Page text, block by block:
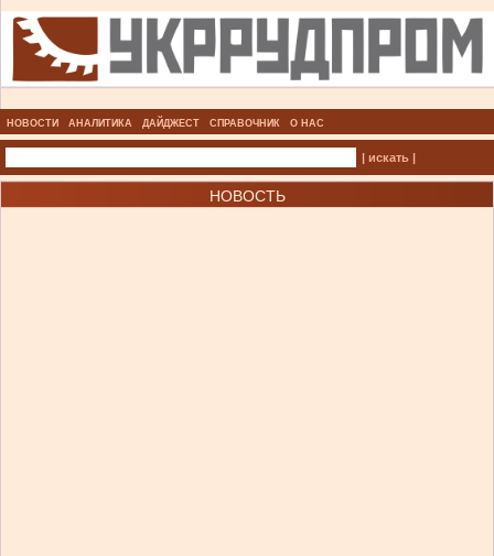
НОВОСТИ АНАЛИТИКА ДАЙДЖЕСТ СПРАВОЧНИК О НАС
| искать |
НОВОСТЬ